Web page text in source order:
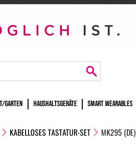
GARTEN HAUSHALTSGERÄTE SMART WEARABLES
KABELLOSES TASTATUR-SET MK295 (DE)